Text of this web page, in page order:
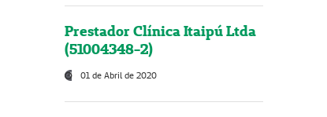
Prestador Clínica Itaipú Ltda
(51004348-2)
01 de Abril de 2020